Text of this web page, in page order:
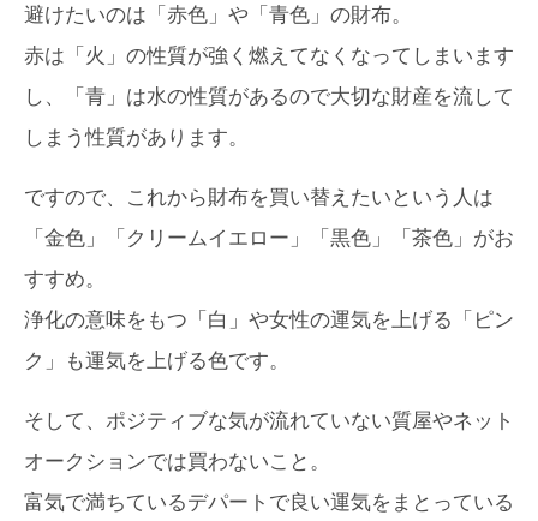
避けたいのは「赤色」や「青色」の財布。
赤は「火」の性質が強く燃えてなくなってしまいます
し、「青」は水の性質があるので大切な財産を流して
しまう性質があります。
ですので、これから財布を買い替えたいという人は
「金色」「クリームイエロー」「黒色」「茶色」がお
すすめ。
浄化の意味をもつ「白」や女性の運気を上げる「ピン
ク」も運気を上げる色です。
そして、ポジティブな気が流れていない質屋やネット
オークションでは買わないこと。
富気で満ちているデパートで良い運気をまとっている